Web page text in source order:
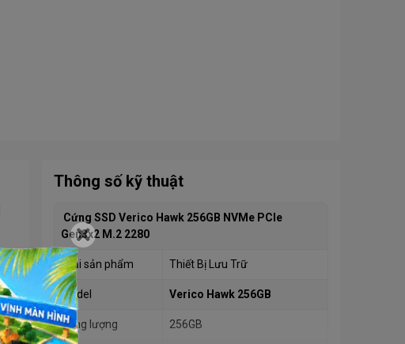
Thông số kỹ thuật
Cứng SSD Verico Hawk 256GB NVMe PCIe
Gen3x2 M.2 2280
Loại sản phẩm Thiết Bị Lưu Trữ
Model Verico Hawk 256GB
Dung lượng 256GB